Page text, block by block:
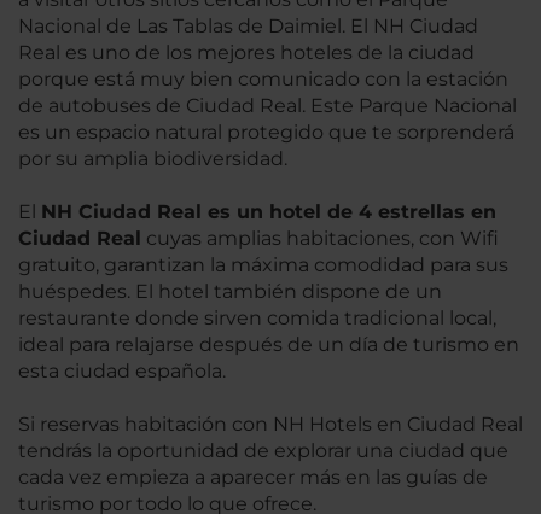
Nacional de Las Tablas de Daimiel. El NH Ciudad
Real es uno de los mejores hoteles de la ciudad
porque está muy bien comunicado con la estación
de autobuses de Ciudad Real. Este Parque Nacional
es un espacio natural protegido que te sorprenderá
por su amplia biodiversidad.
El NH Ciudad Real es un hotel de 4 estrellas en
Ciudad Real cuyas amplias habitaciones, con Wifi
gratuito, garantizan la máxima comodidad para sus
huéspedes. El hotel también dispone de un
restaurante donde sirven comida tradicional local,
ideal para relajarse después de un día de turismo en
esta ciudad española.
Si reservas habitación con NH Hotels en Ciudad Real
tendrás la oportunidad de explorar una ciudad que
cada vez empieza a aparecer más en las guías de
turismo por todo lo que ofrece.